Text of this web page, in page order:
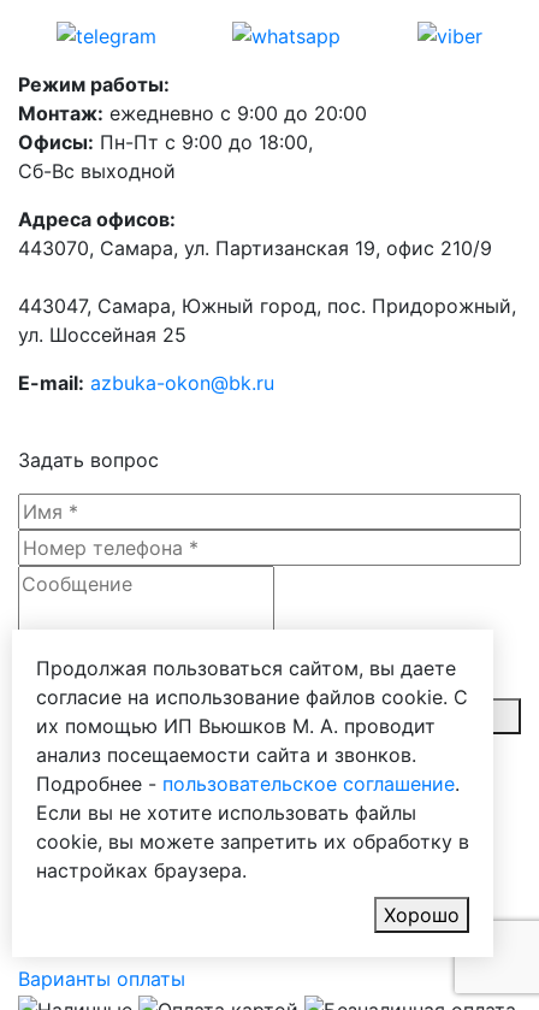
Режим работы:
Монтаж: ежедневно с 9:00 до 20:00
Офисы: Пн-Пт с 9:00 до 18:00,
Сб-Вс выходной
Адреса офисов:
443070, Самара, ул. Партизанская 19, офис 210/9
443047, Самара, Южный город, пос. Придорожный,
ул. Шоссейная 25
E-mail: azbuka-okon@bk.ru
Задать вопрос
Я согласен сполитикой конфиденциальности
Отправить
Карта сайта
(с) 2006-2026 Изготовление и монтаж оконных
конструкций под ключ в Самаре
Варианты оплаты
Продолжая пользоваться сайтом, вы даете
согласие на использование файлов cookie. С
их помощью ИП Вьюшков М. А. проводит
анализ посещаемости сайта и звонков.
Подробнее - пользовательское соглашение.
Если вы не хотите использовать файлы
cookie, вы можете запретить их обработку в
настройках браузера.
Хорошо